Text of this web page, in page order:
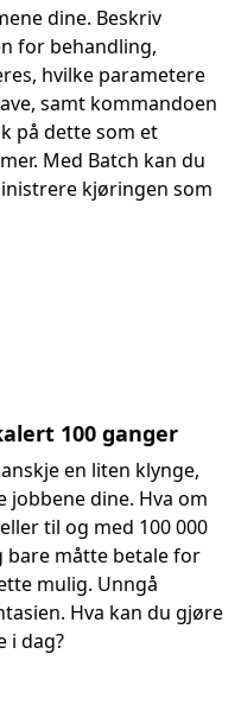
dine. Beskriv
for behandling,
hvilke parametere
samt kommandoen
på dette som et
Med Batch kan du
kjøringen som
100 ganger
en liten klynge,
jobbene dine. Hva om
til og med 100 000
bare måtte betale for
mulig. Unngå
Hva kan du gjøre
i dag?